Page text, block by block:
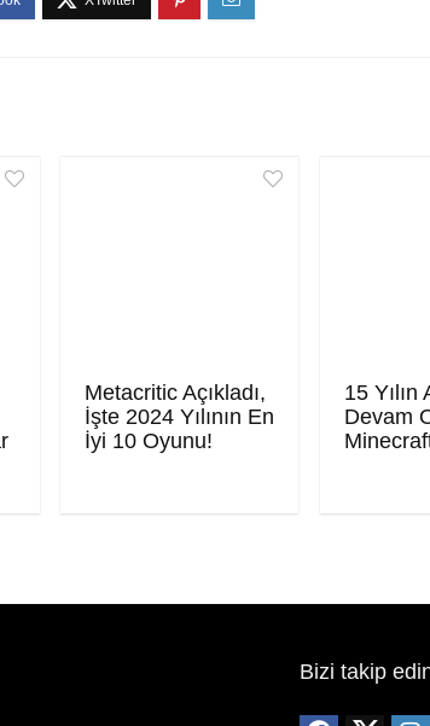
Metacritic Açıkladı,
İşte 2024 Yılının En
İyi 10 Oyunu!
15 Yılın
Devam
Bizi takip